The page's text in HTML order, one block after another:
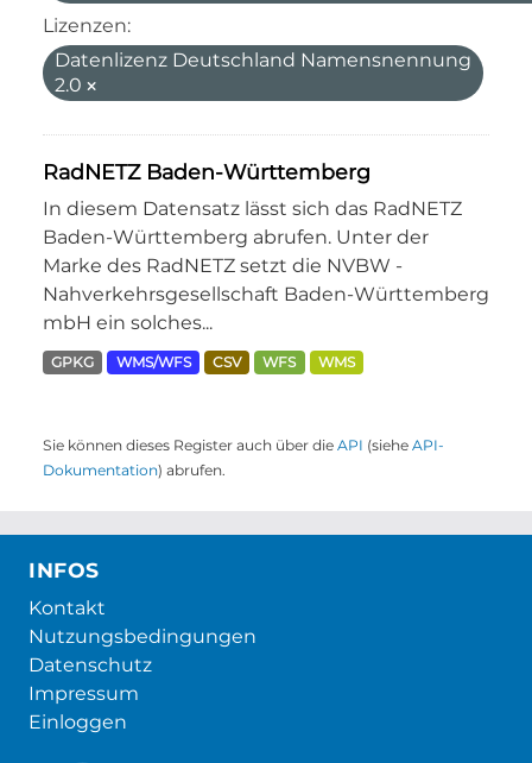
Lizenzen:
Datenlizenz Deutschland Namensnennung
2.0
RadNETZ Baden-Württemberg
In diesem Datensatz lässt sich das RadNETZ
Baden-Württemberg abrufen. Unter der
Marke des RadNETZ setzt die NVBW -
Nahverkehrsgesellschaft Baden-Württemberg
mbH ein solches...
GPKG WMS/WFS CSV WFS WMS
Sie können dieses Register auch über die API (siehe API-
Dokumentation) abrufen.
INFOS
Kontakt
Nutzungsbedingungen
Datenschutz
Impressum
Einloggen